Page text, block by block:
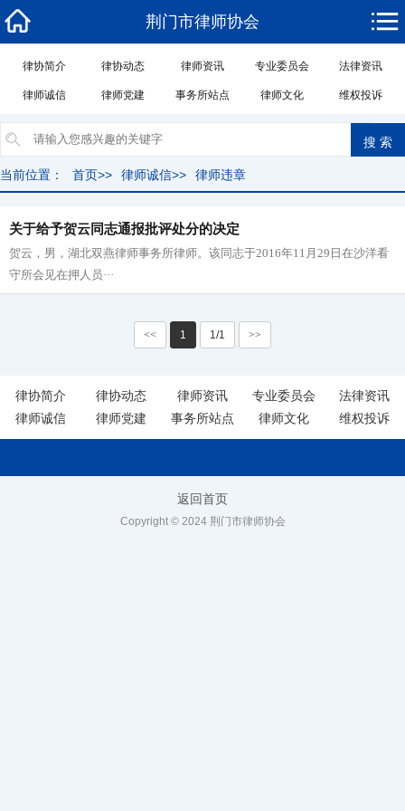
荆门市律师协会
律协简介 律协动态 律师资讯 专业委员会 法律资讯
律师诚信 律师党建 事务所站点 律师文化 维权投诉
当前位置： 首页>> 律师诚信>> 律师违章
关于给予贺云同志通报批评处分的决定
贺云，男，湖北双燕律师事务所律师。该同志于2016年11月29日在沙洋看
守所会见在押人员···
<< 1 1/1 >>
律协简介 律协动态 律师资讯 专业委员会
法律资讯
律师诚信
律师党建 事务所站点 律师文化 维权投诉
返回首页
Copyright © 2024 荆门市律师协会